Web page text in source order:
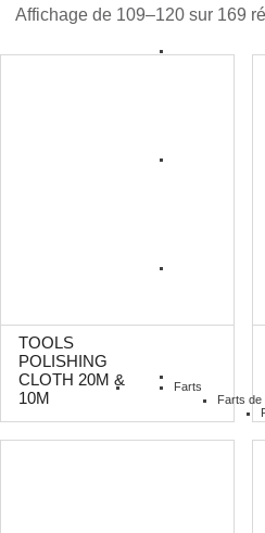
Farts
Farts de
Affichage de 109–120 sur 169
TOOLS
POLISHING
CLOTH 20M &
10M